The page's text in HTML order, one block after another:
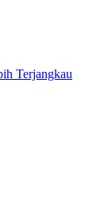
Terjangkau